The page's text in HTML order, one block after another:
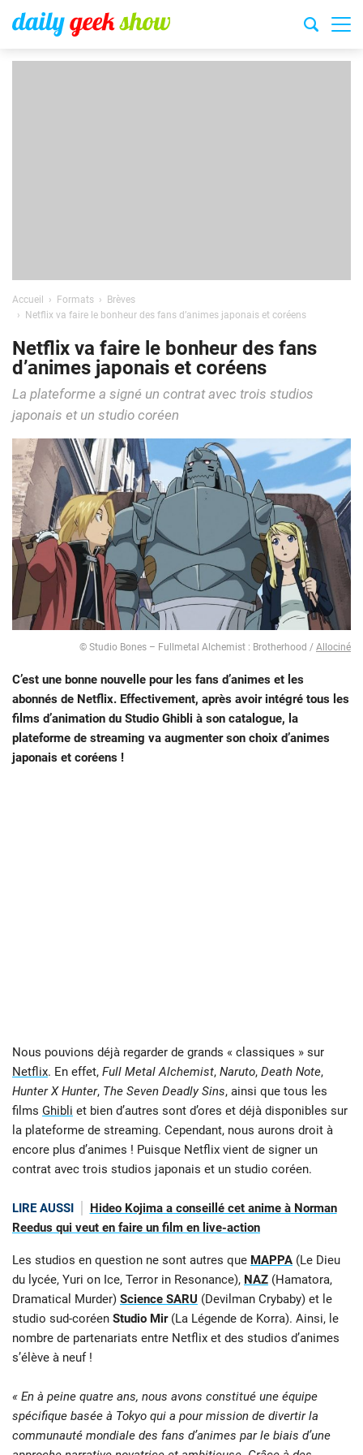
Accueil Formats
Brèves
Netflix va faire le bonheur des fans d’animes japonais et coréens
Netflix va faire le bonheur des fans
d’animes japonais et coréens
La plateforme a signé un contrat avec trois studios
japonais et un studio coréen
© Studio Bones – Fullmetal Alchemist : Brotherhood / Allociné
C’est une bonne nouvelle pour les fans d’animes et les
abonnés de Netflix. Effectivement, après avoir intégré tous les
films d’animation du Studio Ghibli à son catalogue, la
plateforme de streaming va augmenter son choix d’animes
japonais et coréens !
Nous pouvions déjà regarder de grands « classiques » sur
Netflix. En effet, Full Metal Alchemist, Naruto, Death Note,
Hunter X Hunter, The Seven Deadly Sins, ainsi que tous les
films Ghibli et bien d’autres sont d’ores et déjà disponibles sur
la plateforme de streaming. Cependant, nous aurons droit à
encore plus d’animes ! Puisque Netflix vient de signer un
contrat avec trois studios japonais et un studio coréen.
LIRE AUSSI
Hideo Kojima a conseillé cet anime à Norman
Reedus qui veut en faire un film en live-action
Les studios en question ne sont autres que MAPPA (Le Dieu
du lycée, Yuri on Ice, Terror in Resonance), NAZ (Hamatora,
Dramatical Murder) Science SARU (Devilman Crybaby) et le
studio sud-coréen Studio Mir (La Légende de Korra). Ainsi, le
nombre de partenariats entre Netflix et des studios d’animes
s’élève à neuf !
« En à peine quatre ans, nous avons constitué une équipe
spécifique basée à Tokyo qui a pour mission de divertir la
communauté mondiale des fans d’animes par le biais d’une